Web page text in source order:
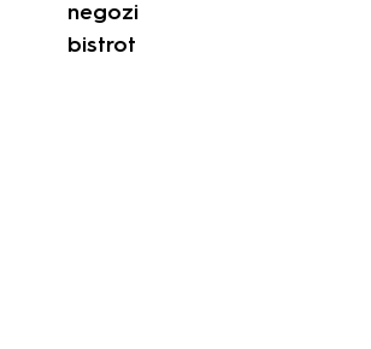
negozi
bistrot